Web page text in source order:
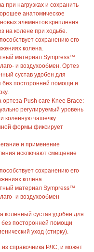
при нагрузках и сохранить
анатомическое
элементов крепления
на колене при ходьбе.
сохранению его
колена.
материал Sympress™
и воздухообмен. Ортез
сустав удобен для
без посторонней помощи и
Push care Knee Brace:
регулируемый уровень
коленную чашечку
формы фиксирует
и применение
исключают смещение
сохранению его
колена
материал Sympress™
и воздухообмен
коленный сустав удобен для
без посторонней помощи
уход (стирку).
справочника РЛС, и может